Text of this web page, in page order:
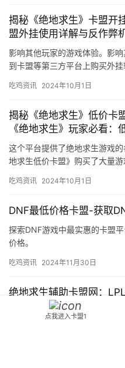
揭秘《绝地求生》卡盟开
盟外挂使用详解与反作弊
影响其他玩家的游戏体验。影
到卡盟等第三方平台上购买外
吃鸡资讯 2024年10月1日
揭秘《绝地求生》低价卡
《绝地求生》玩家必看
这个平台提供了绝地求生游戏
地求生低价卡盟》购买了大量
吃鸡资讯 2024年10月1日
DNF最低价格卡盟-获取
探索DNF游戏中最实惠的卡盟
价格。
吃鸡资讯 2024年11月30日
绝地求生辅助卡盟网：
入探讨绝地求生辅助卡盟
点我进入卡盟1